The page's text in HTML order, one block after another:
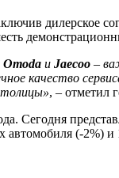
дилерское
Omoda и Jaecoo –
качество
, – отметил
Сегодня
автомобиля (-2%)